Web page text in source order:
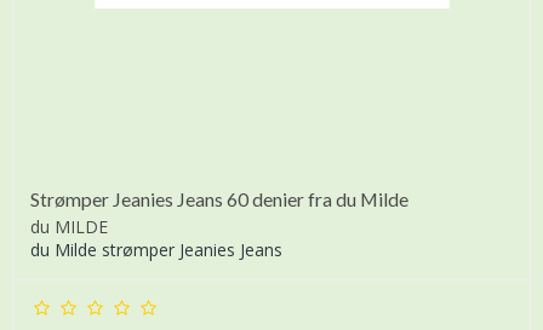
Strømper Jeanies Jeans 60 denier fra du Milde
du MILDE
du Milde strømper Jeanies Jeans